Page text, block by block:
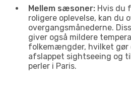
Mellem sæsoner: Hvis du
roligere oplevelse, kan du
overgangsmånederne.
giver også mildere
folkemængder, hvilket gør
afslappet sightseeing og
perler i Paris.